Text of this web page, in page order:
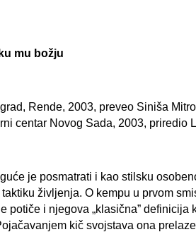
mu božju
Rende, 2003, preveo Siniša
centar Novog Sada, 2003, priredio
je posmatrati i kao stilsku
življenja. O kempu u prvom
potiče i njegova „klasična” definicija
kič svojstava ona